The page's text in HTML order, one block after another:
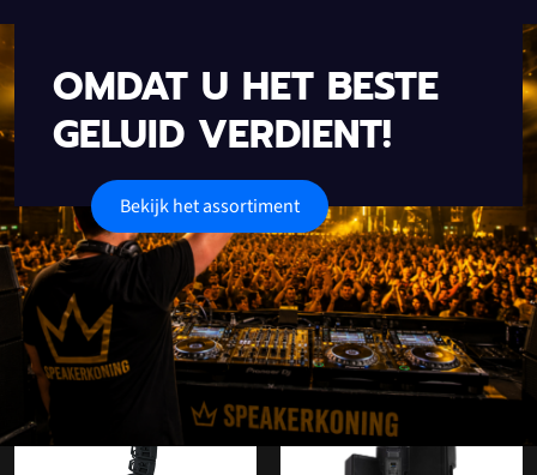
OMDAT U HET BESTE
GELUID VERDIENT!
Bekijk het assortiment
Onze populaire categorieën